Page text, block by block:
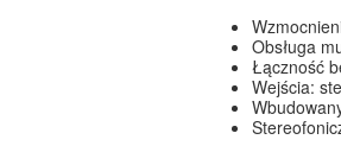
Obsługa
Łączność
Wejścia: